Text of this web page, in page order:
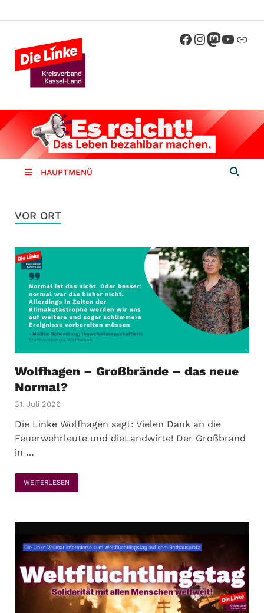
Land
HAUPTMENÜ
VOR ORT
Wolfhagen – Großbrände – das neue
Normal?
31. Juli 2026
Die Linke Wolfhagen sagt: Vielen Dank an die
Feuerwehrleute und dieLandwirte! Der Großbrand
in …
WEITERLESEN